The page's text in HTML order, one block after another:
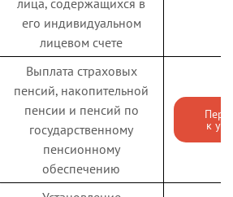
учета по месту
пребывания и по
месту жительства в
пределах
Российской
Федерации)
Выдача справок о
том, является или
не является лицо
его индивидуальном
лицевом счете
Выплата страховых
пенсий, накопительной
пенсии и пенсий по
государственному
пенсионному
обеспечению
к